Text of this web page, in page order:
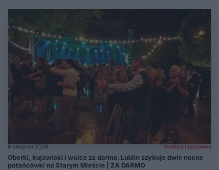
6 sierpnia 2026 Kultura i rozrywka
Oberki, kujawiaki i walce za darmo. Lublin szykuje dwie nocne
potańcówki na Starym Mieście | ZA DARMO